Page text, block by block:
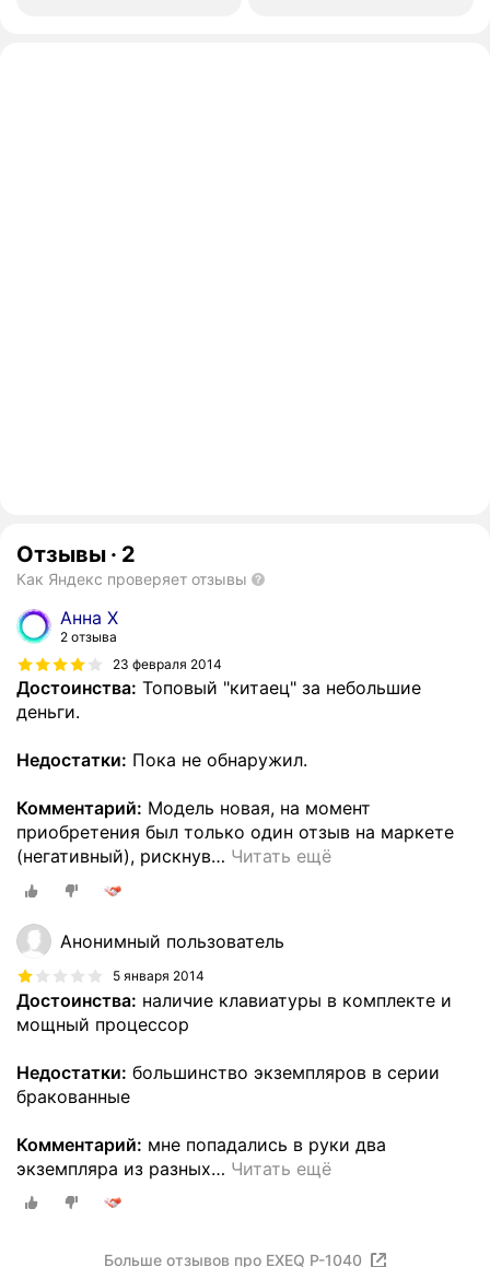
Отзывы · 2
Как Яндекс проверяет отзывы
Анна Х
2 отзыва
23 февраля 2014
Достоинства: Топовый "китаец" за небольшие
деньги.
Недостатки: Пока не обнаружил.
Комментарий: Модель новая, на момент
приобретения был только один отзыв на маркете
(негативный), рискнув… Читать ещё
Анонимный пользователь
5 января 2014
Достоинства: наличие клавиатуры в комплекте и
мощный процессор
Недостатки: большинство экземпляров в серии
бракованные
Комментарий: мне попадались в руки два
экземпляра из разных… Читать ещё
Больше отзывов про EXEQ P-1040